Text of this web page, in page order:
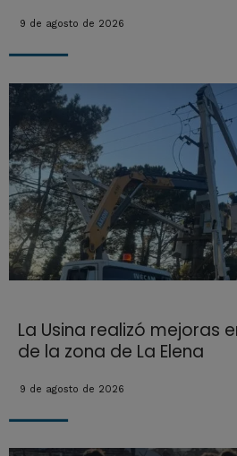
9 de agosto de 2026
La Usina realizó mejoras
de la zona de La Elena
9 de agosto de 2026